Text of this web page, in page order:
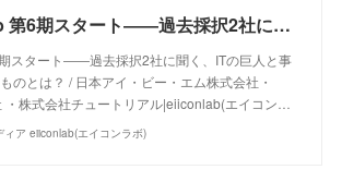
IBM BlueHub 第6期スタート――過去採択2社に聞く、ITの巨人と事業を創出し、得たものとは？｜eiiconlab 事業を活性化するメディア
スタート――過去採択2社に聞く、ITの巨人と事
のとは？ / 日本アイ・ビー・エム株式会社・
・株式会社チュートリアル|eiiconlab(エイコン…
ィア eiiconlab(エイコンラボ)